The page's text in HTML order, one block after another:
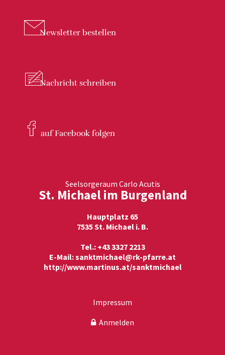
Newsletter bestellen
Nachricht schreiben
auf Facebook folgen
Seelsorgeraum Carlo Acutis
St. Michael im Burgenland
Hauptplatz 65
7535 St. Michael i. B.
Tel.: +43 3327 2213
E-Mail:sanktmichael@rk-pfarre.at
http://www.martinus.at/sanktmichael
Impressum
Anmelden